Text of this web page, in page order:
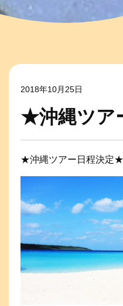
2018年10月25日
★沖縄ツ
★沖縄ツアー日程決定★